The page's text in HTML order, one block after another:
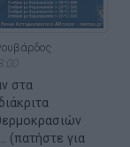
στα
(πατήστε για